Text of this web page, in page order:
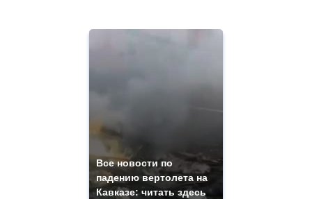
Все новости по
падению вертолета на
Кавказе: читать здесь